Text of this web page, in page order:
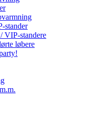
stander
VIP-standere
løbere